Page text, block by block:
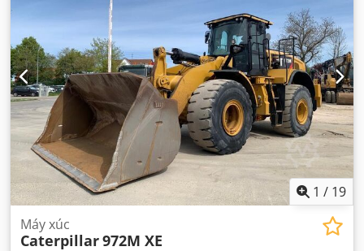
1 / 19
Máy xúc
Caterpillar972M XE